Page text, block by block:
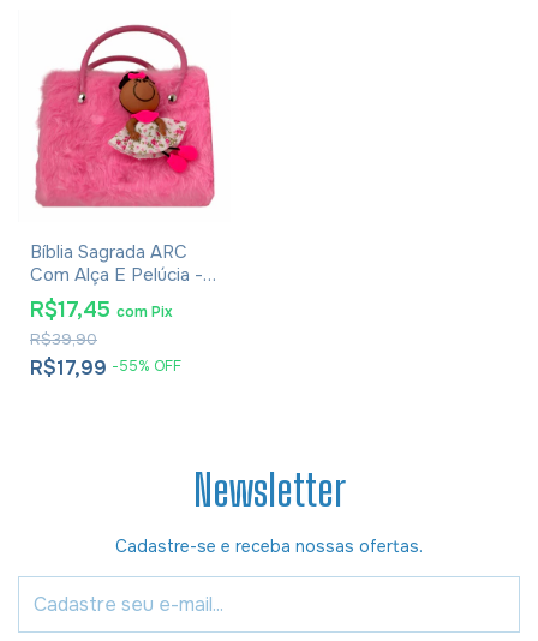
Bíblia Sagrada ARC
Com Alça E Pelúcia -
Capa Pink
R$17,99 -55% OFF
R$39,90
R$17,45 comPix
Newsletter
Cadastre-se e receba nossas ofertas.